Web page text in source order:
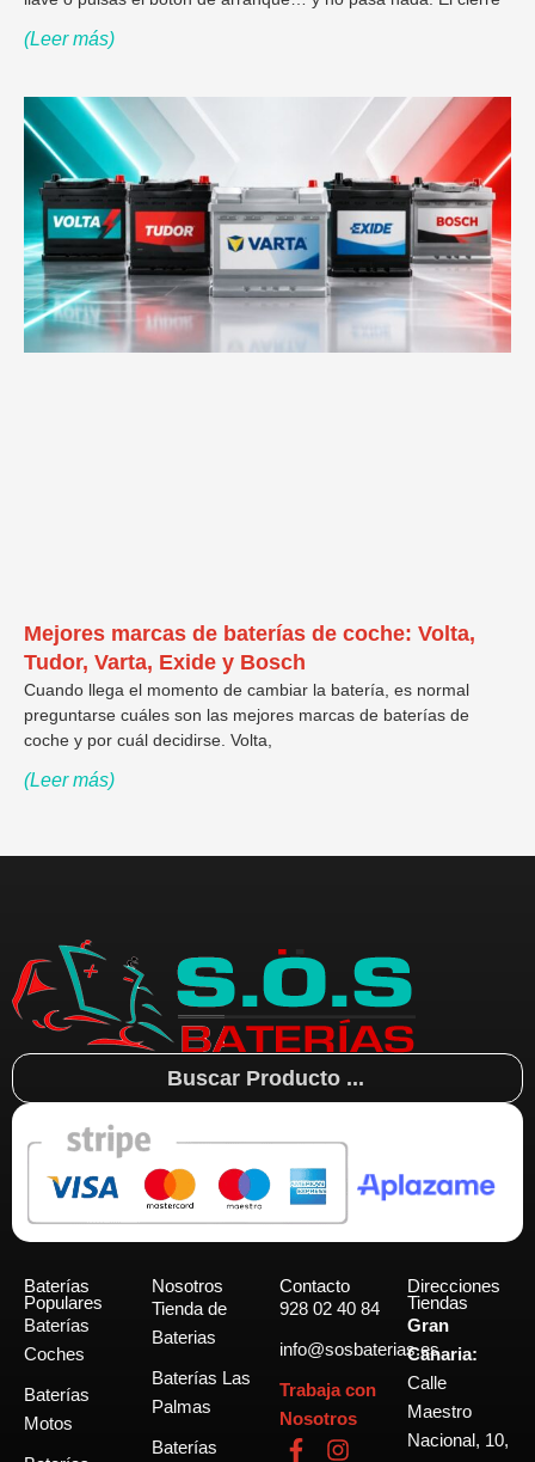
(Leer más)
Mejores marcas de baterías de coche: Volta,
Tudor, Varta, Exide y Bosch
Cuando llega el momento de cambiar la batería, es normal
preguntarse cuáles son las mejores marcas de baterías de
coche y por cuál decidirse. Volta,
(Leer más)
Search
...
Baterías
Populares
Baterías
Coches
Baterías
Motos
Nosotros
Tienda de
Baterias
Baterías Las
Palmas
Baterías
Contacto
928 02 40 84
info@sosbaterias.es
Trabaja con
Nosotros
F
I
Direcciones
Tiendas
Gran
Canaria:
Calle
Maestro
Nacional, 10,